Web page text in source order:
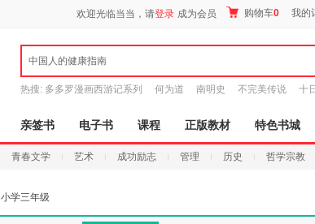
欢迎光临当当，请登录 成为会员 购物车0 我的
中国人的健康指南
热搜: 多多罗漫画西游记系列 何为道 南明史 不完美传说 十
亲签书 电子书 课程 正版教材 特色书城
青春文学 艺术 成功励志 管理 历史 哲学宗教
小学三年级